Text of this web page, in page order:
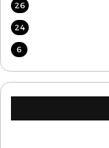
26
24
6